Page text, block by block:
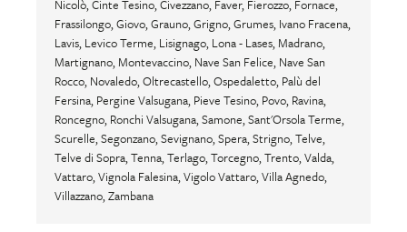
Nicolò, Cinte Tesino, Civezzano, Faver, Fierozzo, Fornace,
Frassilongo, Giovo, Grauno, Grigno, Grumes, Ivano Fracena,
Lavis, Levico Terme, Lisignago, Lona - Lases, Madrano,
Martignano, Montevaccino, Nave San Felice, Nave San
Rocco, Novaledo, Oltrecastello, Ospedaletto, Palù del
Fersina, Pergine Valsugana, Pieve Tesino, Povo, Ravina,
Roncegno, Ronchi Valsugana, Samone, Sant'Orsola Terme,
Scurelle, Segonzano, Sevignano, Spera, Strigno, Telve,
Telve di Sopra, Tenna, Terlago, Torcegno, Trento, Valda,
Vattaro, Vignola Falesina, Vigolo Vattaro, Villa Agnedo,
Villazzano, Zambana